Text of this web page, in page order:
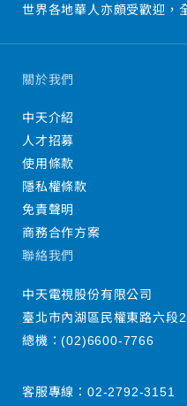
世界各地華人亦頗受歡迎，
關於我們
中天介紹
人才招募
使用條款
隱私權條款
免責聲明
商務合作方案
聯絡我們
中天電視股份有限公司
臺北市內湖區民權東路六段
總機：(02)6600-7766
客服專線： 02-2792-3151